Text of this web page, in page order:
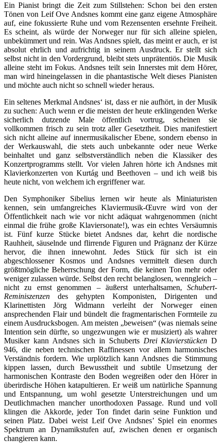
Ein Pianist bringt die Zeit zum Stillstehen: Schon bei den ersten
Tönen von Leif Ove Andsnes kommt eine ganz eigene Atmosphäre
auf, eine fokussierte Ruhe und vom Rezensenten ersehnte Freiheit.
Es scheint, als würde der Norweger nur für sich alleine spielen,
unbekümmert und rein. Was Andsnes spielt, das meint er auch, er ist
absolut ehrlich und aufrichtig in seinem Ausdruck. Er stellt sich
selbst nicht in den Vordergrund, bleibt stets unprätentiös. Die Musik
alleine steht im Fokus. Andsnes teilt sein Innerstes mit dem Hörer,
man wird hineingelassen in die phantastische Welt dieses Pianisten
und möchte auch nicht so schnell wieder heraus.
Ein seltenes Merkmal Andsnes‘ ist, dass er nie aufhört, in der Musik
zu suchen: Auch wenn er die meisten der heute erklingenden Werke
sicherlich dutzende Male öffentlich vortrug, scheinen sie
vollkommen frisch zu sein trotz aller Gesetztheit. Dies manifestiert
sich nicht alleine auf innermusikalischer Ebene, sondern ebenso in
der Werkauswahl, die stets auch unbekannte oder neue Werke
beinhaltet und ganz selbstverständlich neben die Klassiker des
Konzertprogramms stellt. Vor vielen Jahren hörte ich Andsnes mit
Klavierkonzerten von Kurtág und Beethoven – und ich weiß bis
heute nicht, von welchem ich ergriffener war.
Den Symphoniker Sibelius lernen wir heute als Miniaturisten
kennen, sein umfangreiches Klaviermusik-Œuvre wird von der
Öffentlichkeit nach wie vor nicht adäquat wahrgenommen (nicht
einmal die frühe große Klaviersonate!), was ein echtes Versäumnis
ist. Fünf kurze Stücke bietet Andsnes dar, kehrt die nordische
Rauhheit, säuselnde und flirrende Figuren und Prägnanz der Kürze
hervor, die ihnen innewohnt. Jedes Stück für sich ist ein
abgeschlossener Kosmos und Andsnes vermittelt diesen durch
größtmögliche Beherrschung der Form, die keinen Ton mehr oder
weniger zulassen würde. Selbst den recht belanglosen, wenngleich –
nicht zu ernst genommen – äußerst unterhaltsamen, Schubert-
Reminiszenzen des gehypten Komponisten, Dirigenten und
Klarinettisten Jörg Widmann verleiht der Norweger einen
ansprechenden Flair und bündelt die fragmentarischen Formteile zu
einem Ausdrucksbogen. Am meisten „beweisen“ (was niemals seine
Intention sein dürfte, so ungezwungen wie er musiziert) als wahrer
Musiker kann Andsnes sich in Schuberts Drei Klavierstücken D
946, die neben technischen Raffinessen vor allem harmonisches
Verständnis fordern. Wie urplötzlich kann Andsnes die Stimmung
kippen lassen, durch Bewusstheit und subtile Umsetzung der
harmonischen Kontraste den Boden wegreißen oder den Hörer in
überirdische Höhen katapultieren. Er weiß um natürliche Spannung
und Entspannung, um wohl gesetzte Unterstreichungen und um
Deutlichmachen mancher unorthodoxen Passage. Rund und voll
klingen die Akkorde, jeder Ton findet darin seine Funktion und
seinen Platz. Dabei weist Leif Ove Andsnes’ Spiel ein enormes
Spektrum an Dynamikstufen auf, zwischen denen er organisch
changieren kann.